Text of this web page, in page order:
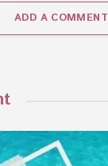
ADD A COMMENT